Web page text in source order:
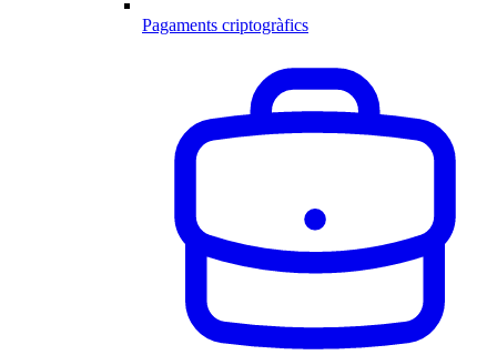
Pagaments criptogràfics